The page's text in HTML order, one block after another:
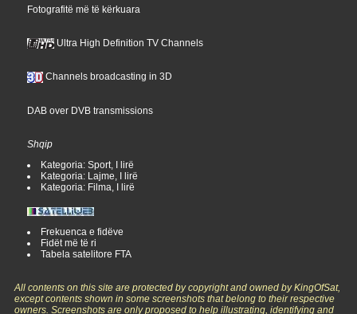
Fotografitë më të kërkuara
Ultra High Definition TV Channels
Channels broadcasting in 3D
DAB over DVB transmissions
Shqip
Kategoria: Sport, I lirë
Kategoria: Lajme, I lirë
Kategoria: Filma, I lirë
Frekuenca e fidëve
Fidët më të ri
Tabela satelitore FTA
All contents on this site are protected by copyright and owned by KingOfSat,
except contents shown in some screenshots that belong to their respective
owners. Screenshots are only proposed to help illustrating, identifying and